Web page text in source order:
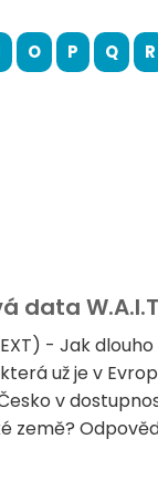
O P Q R
W.A.I.T.
- Jak
už je v
v
země?